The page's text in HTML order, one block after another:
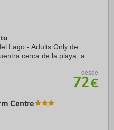
Lago - Adults Only de
cerca de la playa, a
Además, ...
desde
72€
Centre